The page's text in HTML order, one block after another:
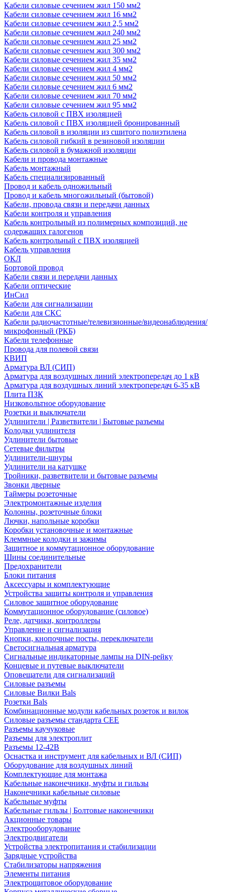
Кабели силовые сечением жил 150 мм2
Кабели силовые сечением жил 16 мм2
Кабели силовые сечением жил 2,5 мм2
Кабели силовые сечением жил 240 мм2
Кабели силовые сечением жил 25 мм2
Кабели силовые сечением жил 300 мм2
Кабели силовые сечением жил 35 мм2
Кабели силовые сечением жил 4 мм2
Кабели силовые сечением жил 50 мм2
Кабели силовые сечением жил 6 мм2
Кабели силовые сечением жил 70 мм2
Кабели силовые сечением жил 95 мм2
Кабель силовой с ПВХ изоляцией
Кабель силовой с ПВХ изоляцией бронированный
Кабель силовой в изоляции из сшитого полиэтилена
Кабель силовой гибкий в резиновой изоляции
Кабель силовой в бумажной изоляции
Кабели и провода монтажные
Кабель монтажный
Кабель специализированный
Провод и кабель одножильный
Провод и кабель многожильный (бытовой)
Кабели, провода связи и передачи данных
Кабели контроля и управления
Кабель контрольный из полимерных композиций, не
содержащих галогенов
Кабель контрольный с ПВХ изоляцией
Кабель управления
ОКЛ
Бортовой провод
Кабели связи и передачи данных
Кабели оптические
ИнСил
Кабели для сигнализации
Кабели для СКС
Кабели радиочастотные/телевизионные/видеонаблюдения/
микрофонный (РКБ)
Кабели телефонные
Провода для полевой связи
КВИП
Арматура ВЛ (СИП)
Арматура для воздушных линий электропередач до 1 кВ
Арматура для воздушных линий электропередач 6-35 кВ
Плита ПЗК
Низковольтное оборудование
Розетки и выключатели
Удлинители | Разветвители | Бытовые разъемы
Колодки удлинителя
Удлинители бытовые
Сетевые фильтры
Удлинители-шнуры
Удлинители на катушке
Тройники, разветвители и бытовые разъемы
Звонки дверные
Таймеры розеточные
Электромонтажные изделия
Колонны, розеточные блоки
Лючки, напольные коробки
Коробки установочные и монтажные
Клеммные колодки и зажимы
Защитное и коммутационное оборудование
Шины соединительные
Предохранители
Блоки питания
Аксессуары и комплектующие
Устройства защиты контроля и управления
Силовое защитное оборудование
Коммутационное оборудование (силовое)
Реле, датчики, контроллеры
Управление и сигнализация
Кнопки, кнопочные посты, переключатели
Светосигнальная арматура
Сигнальные индикаторные лампы на DIN-рейку
Концевые и путевые выключатели
Оповещатели для сигнализаций
Силовые разъемы
Силовые Вилки Bals
Розетки Bals
Комбинационные модули кабельных розеток и вилок
Силовые разъемы стандарта CEE
Разъемы каучуковые
Разъемы для электроплит
Разъемы 12-42В
Оснастка и инструмент для кабельных и ВЛ (СИП)
Оборудование для воздушных линий
Комплектующие для монтажа
Кабельные наконечники, муфты и гильзы
Наконечники кабельные силовые
Кабельные муфты
Кабельные гильзы | Болтовые наконечники
Акционные товары
Электрооборудование
Электродвигатели
Устройства электропитания и стабилизации
Зарядные устройства
Стабилизаторы напряжения
Элементы питания
Электрощитовое оборудование